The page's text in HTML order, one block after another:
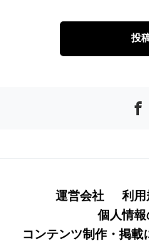
投
運営会社 利用
個人情
コンテンツ制作・掲載